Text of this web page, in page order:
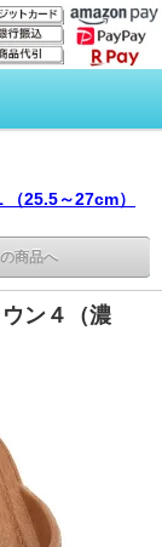
（25.5～27cm）
商品へ
ン４（濃